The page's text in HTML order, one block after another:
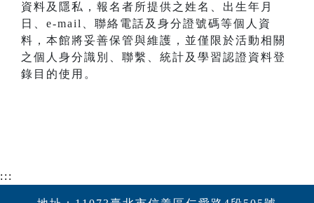
資料及隱私，報名者所提供之姓名、出生年月
日、e-mail、聯絡電話及身分證號碼等個人資
料，本館將妥善保管與維護，並僅限於活動相關
之個人身分識別、聯繫、統計及學習認證資料登
錄目的使用。
:::